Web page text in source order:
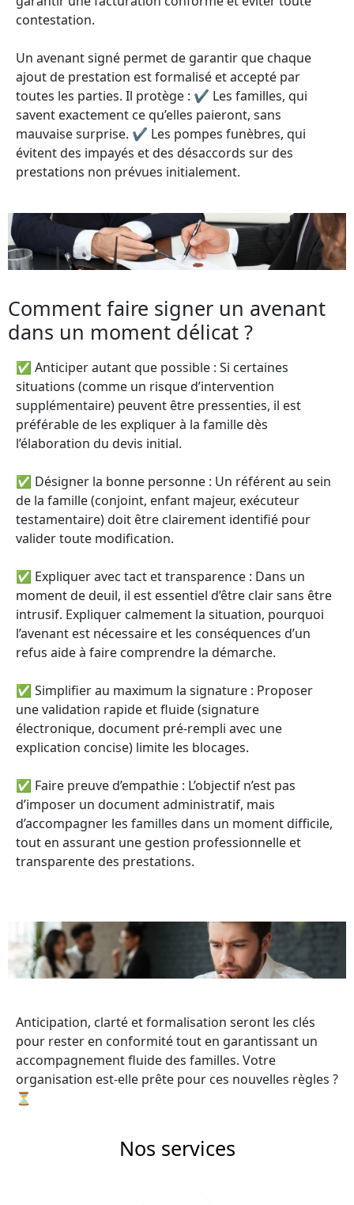
contestation.
Un avenant signé permet de garantir que chaque
ajout de prestation est formalisé et accepté par
toutes les parties. Il protège : ✔ Les familles, qui
savent exactement ce qu’elles paieront, sans
mauvaise surprise. ✔ Les pompes funèbres, qui
évitent des impayés et des désaccords sur des
prestations non prévues initialement.
Comment faire signer un avenant
dans un moment délicat ?
✅ Anticiper autant que possible : Si certaines
situations (comme un risque d’intervention
supplémentaire) peuvent être pressenties, il est
préférable de les expliquer à la famille dès
l’élaboration du devis initial.
✅ Désigner la bonne personne : Un référent au sein
de la famille (conjoint, enfant majeur, exécuteur
testamentaire) doit être clairement identifié pour
valider toute modification.
✅ Expliquer avec tact et transparence : Dans un
moment de deuil, il est essentiel d’être clair sans être
intrusif. Expliquer calmement la situation, pourquoi
l’avenant est nécessaire et les conséquences d’un
refus aide à faire comprendre la démarche.
✅ Simplifier au maximum la signature : Proposer
une validation rapide et fluide (signature
électronique, document pré-rempli avec une
explication concise) limite les blocages.
✅ Faire preuve d’empathie : L’objectif n’est pas
d’imposer un document administratif, mais
d’accompagner les familles dans un moment difficile,
tout en assurant une gestion professionnelle et
transparente des prestations.
Anticipation, clarté et formalisation seront les clés
pour rester en conformité tout en garantissant un
accompagnement fluide des familles. Votre
organisation est-elle prête pour ces nouvelles règles ?
⏳
Nos services